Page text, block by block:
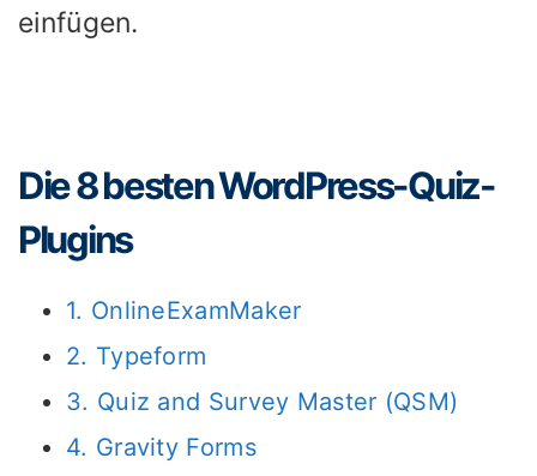
einfügen.
Die 8 besten WordPress-Quiz-
Plugins
1. OnlineExamMaker
2. Typeform
3. Quiz and Survey Master (QSM)
4. Gravity Forms